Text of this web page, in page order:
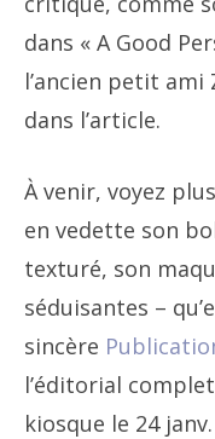
dans « A Good
l’ancien petit
dans l’article.
À venir, voyez
en vedette son
texturé, son
séduisantes –
sincère
l’éditorial
kiosque le 24 janv.